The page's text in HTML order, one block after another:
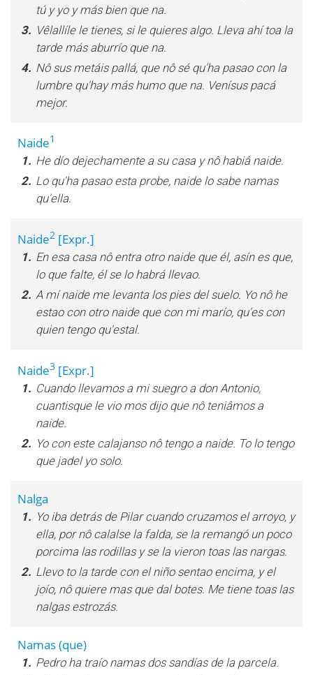
tú y yo y más bien que na.
3. Vêlallíle le tienes, si le quieres algo. Lleva ahí toa la
tarde más aburrío que na.
4. Nô sus metáis pallá, que nô sé qu'ha pasao con la
lumbre qu'hay más humo que na. Venísus pacá
mejor.
Naide1
1. He dío dejechamente a su casa y nô habiâ naide.
2. Lo qu'ha pasao esta probe, naide lo sabe namas
qu'ella.
Naide2 [Expr.]
1. En esa casa nô entra otro naide que él, asín es que,
lo que falte, él se lo habrá llevao.
2. A mí naide me levanta los pies del suelo. Yo nô he
estao con otro naide que con mi marío, qu'es con
quien tengo qu'estal.
Naide3 [Expr.]
1. Cuando llevamos a mi suegro a don Antonio,
cuantisque le vio mos dijo que nô teniâmos a
naide.
2. Yo con este calajanso nô tengo a naide. To lo tengo
que jadel yo solo.
Nalga
1. Yo iba detrás de Pilar cuando cruzamos el arroyo, y
ella, por nô calalse la falda, se la remangó un poco
porcima las rodillas y se la vieron toas las nargas.
2. Llevo to la tarde con el niño sentao encima, y el
joío, nô quiere mas que dal botes. Me tiene toas las
nalgas estrozás.
Namas (que)
1. Pedro ha traío namas dos sandías de la parcela.